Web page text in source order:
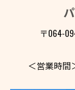
〒064-
＜営業時間